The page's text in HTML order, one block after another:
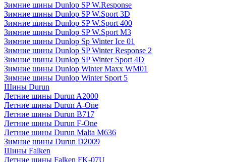
Зимние шины Dunlop SP W.Response
Зимние шины Dunlop SP W.Sport 3D
Зимние шины Dunlop SP W.Sport 400
Зимние шины Dunlop SP W.Sport M3
Зимние шины Dunlop Sp Winter Ice 01
Зимние шины Dunlop SP Winter Response 2
Зимние шины Dunlop SP Winter Sport 4D
Зимние шины Dunlop Winter Maxx WM01
Зимние шины Dunlop Winter Sport 5
Шины Durun
Летние шины Durun A2000
Летние шины Durun A-One
Летние шины Durun B717
Летние шины Durun F-One
Летние шины Durun Malta M636
Зимние шины Durun D2009
Шины Falken
Летние шины Falken FK-07U